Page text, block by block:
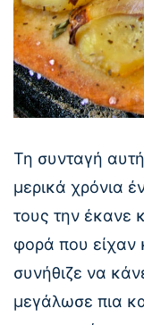
Τη συνταγή αυτή
μερικά χρόνια
τους την έκανε
φορά που είχαν
συνήθιζε να
μεγάλωσε πια